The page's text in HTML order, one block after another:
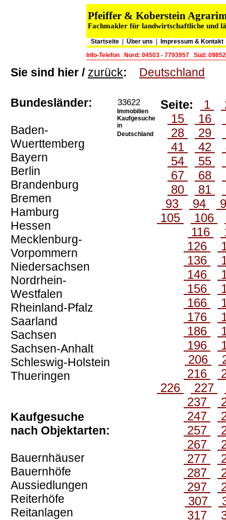
Pfeiffer & Koberstein
Fachmakler für landwirtschaftliche und
Startseite| Über uns Impressum & Kontakt
Info-Telefon
Nord: 04503 - 7793957 Süd:
Sie sind hier / zurück: Deutschland
Bundesländer:
Baden-
Wuerttemberg
Bayern
Berlin
Brandenburg
Bremen
Hamburg
Hessen
Mecklenburg-
Vorpommern
Niedersachsen
Nordrhein-
Westfalen
Rheinland-Pfalz
Saarland
Sachsen
Sachsen-Anhalt
Schleswig-Holstein
Thueringen
Kaufgesuche
nach Objektarten:
Bauernhäuser
Bauernhöfe
Aussiedlungen
Reiterhöfe
Reitanlagen
33622
Immobilien
Kaufgesuche
in
Deutschland
Seite: 1
15
16
28
29
41
42
54
55
67
68
80
81
93
94
105
106
116
126
136
146
156
166
176
186
196
206
216
226
227
237
247
257
267
277
287
297
307
317